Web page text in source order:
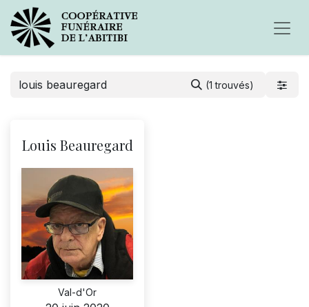
(1 trouvés)
Louis Beauregard
Val-d'Or